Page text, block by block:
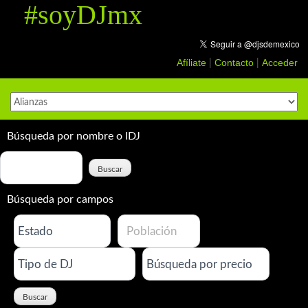
#soyDJmx
Afíliate Contacto Acceder
Búsqueda por nombre o IDJ
Búsqueda por campos